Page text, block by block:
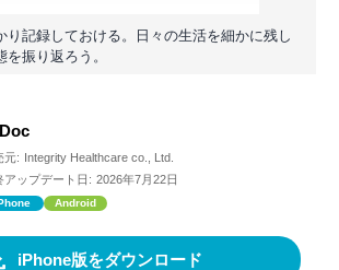
記録しておける。日々の生活を細かに残し
振り返ろう。
元: Integrity Healthcare co., Ltd.
アップデート日: 2026年7月22日
Android
iPhone版をダウンロード